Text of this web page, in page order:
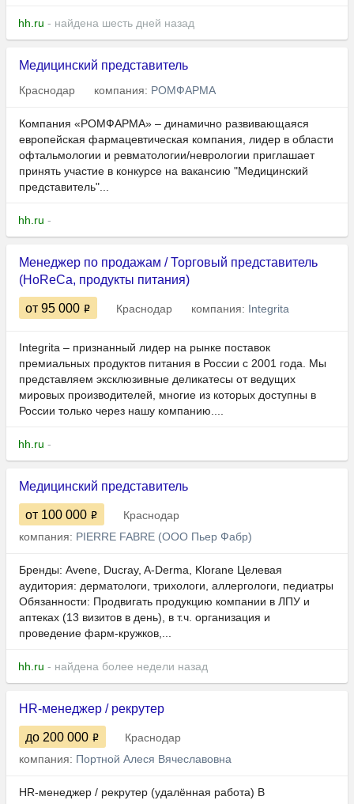
hh.ru - найдена шесть дней назад
Медицинский представитель
Краснодар компания: РОМФАРМА
Компания «РОМФАРМА» – динамично развивающаяся
европейская фармацевтическая компания, лидер в области
офтальмологии и ревматологии/неврологии приглашает
принять участие в конкурсе на вакансию "Медицинский
представитель"...
hh.ru -
Менеджер по продажам / Торговый представитель
(HoReCa, продукты питания)
от 95 000 Краснодар компания: Integrita
Integrita – признанный лидер на рынке поставок
премиальных продуктов питания в России с 2001 года. Мы
представляем эксклюзивные деликатесы от ведущих
мировых производителей, многие из которых доступны в
России только через нашу компанию....
hh.ru -
Медицинский представитель
от 100 000
Краснодар
компания: PIERRE FABRE (ООО Пьер Фабр)
Бренды: Avene, Ducray, A-Derma, Klorane Целевая
аудитория: дерматологи, трихологи, аллергологи, педиатры
Обязанности: Продвигать продукцию компании в ЛПУ и
аптеках (13 визитов в день), в т.ч. организация и
проведение фарм-кружков,...
hh.ru - найдена более недели назад
HR‑менеджер / рекрутер
до 200 000
Краснодар
компания: Портной Алеся Вячеславовна
HR‑менеджер / рекрутер (удалённая работа) В